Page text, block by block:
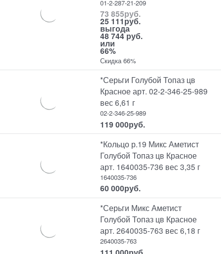
01-2-287-21-209
73 855руб.
25 111руб.
выгода
48 744 руб.
или
66%
Скидка 66%
*Серьги Голубой Топаз цв
Красное арт. 02-2-346-25-989
вес 6,61 г
02-2-346-25-989
119 000руб.
*Кольцо р.19 Микс Аметист
Голубой Топаз цв Красное
арт. 1640035-736 вес 3,35 г
1640035-736
60 000руб.
*Серьги Микс Аметист
Голубой Топаз цв Красное
арт. 2640035-763 вес 6,18 г
2640035-763